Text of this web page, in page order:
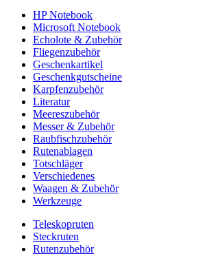
HP Notebook
Microsoft Notebook
Echolote & Zubehör
Fliegenzubehör
Geschenkartikel
Geschenkgutscheine
Karpfenzubehör
Literatur
Meereszubehör
Messer & Zubehör
Raubfischzubehör
Rutenablagen
Totschläger
Verschiedenes
Waagen & Zubehör
Werkzeuge
Teleskopruten
Steckruten
Rutenzubehör